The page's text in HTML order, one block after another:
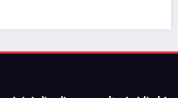
semn
ificați
origi